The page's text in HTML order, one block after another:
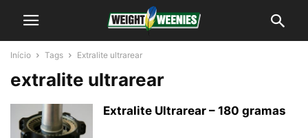
Início Tags Extralite ultrarear
extralite ultrarear
Extralite Ultrarear – 180 gramas